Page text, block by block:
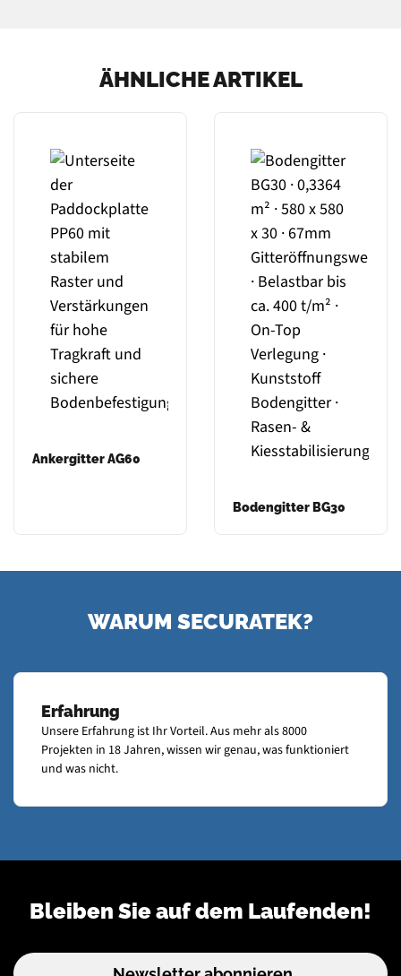
ÄHNLICHE ARTIKEL
Ankergitter AG60
Bodengitter BG30
WARUM SECURATEK?
Erfahrung
Unsere Erfahrung ist Ihr Vorteil. Aus mehr als 8000
Projekten in 18 Jahren, wissen wir genau, was funktioniert
und was nicht.
Bleiben Sie auf dem Laufenden!